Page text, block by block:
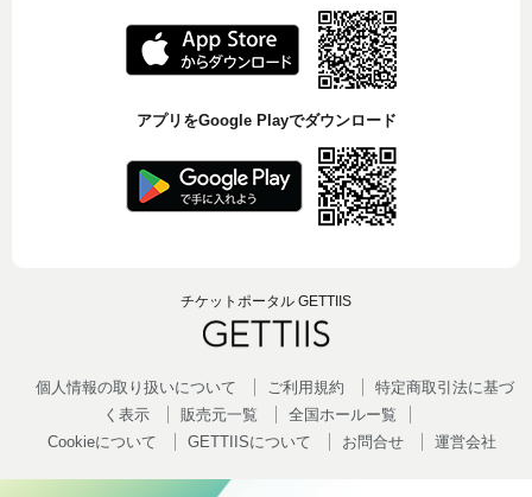
アプリをGoogle Playでダウンロード
チケットポータル GETTIIS
個人情報の取り扱いについて ご利用規約
特定商取引法に基づ
く表示
販売元一覧
全国ホールー覧
Cookieについて
GETTIISについて お問合せ 運営会社